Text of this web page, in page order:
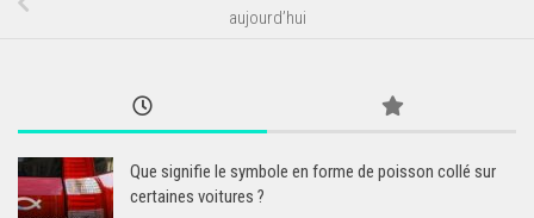
aujourd’hui
Que signifie le symbole en forme de poisson collé sur
certaines voitures ?